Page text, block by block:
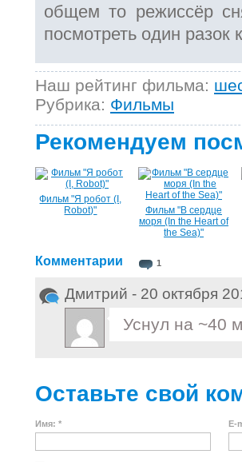
общем то режиссёр
посмотреть один разок
Наш рейтинг фильма:
Рубрика: Фильмы
Рекомендуем
Фильм "Я робот (I,
Robot)"
Фильм "В сердце
моря (In the Heart of
the Sea)"
Комментарии 1
Дмитрий - 20 октября
Уснул на ~40
Оставьте свой
Имя: * E-